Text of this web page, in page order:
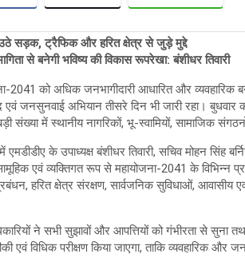
सड़क, ट्रैफिक और हरित क्षेत्र से जुड़े मुद्दे
से बनेगी भविष्य की विकास रूपरेखा: बंशीधर तिवारी
2041 को अधिक जनभागीदारी आधारित और व्यवहारिक
जनसुनवाई अभियान तीसरे दिन भी जारी रहा।
संख्या में स्थानीय नागरिकों, भू-स्वामियों, सामाजिक
के उपाध्यक्ष बंशीधर तिवारी, सचिव मोहन सिंह
एवं व्यक्तिगत रूप से महायोजना-2041 के विभिन्न
हरित क्षेत्र संरक्षण, सार्वजनिक सुविधाओं, आवासीय एवं
ने सभी सुझावों और आपत्तियों को गंभीरता से सुना
एवं विधिक परीक्षण किया जाएगा, ताकि व्यवहारिक